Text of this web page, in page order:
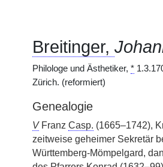
Breitinger,
Philologe und Ästhetiker, *
Zürich. (reformiert)
Genealogie
VFranz Casp. (1665–1742),
zeitweise geheimer Sekretär
Württemberg-Mömpelgard,